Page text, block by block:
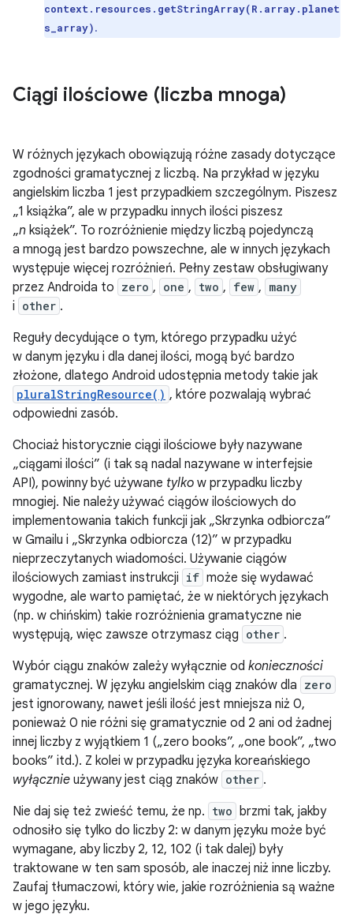
context.resources.getStringArray(R.array.planet
s_array).
Ciągi ilościowe (liczba mnoga)
W różnych językach obowiązują różne zasady dotyczące
zgodności gramatycznej z liczbą. Na przykład w języku
angielskim liczba 1 jest przypadkiem szczególnym. Piszesz
„1 książka”, ale w przypadku innych ilości piszesz
„n książek”. To rozróżnienie między liczbą pojedynczą
a mnogą jest bardzo powszechne, ale w innych językach
występuje więcej rozróżnień. Pełny zestaw obsługiwany
przez Androida to zero , one , two , few , many
i other .
Reguły decydujące o tym, którego przypadku użyć
w danym języku i dla danej ilości, mogą być bardzo
złożone, dlatego Android udostępnia metody takie jak
pluralStringResource() , które pozwalają wybrać
odpowiedni zasób.
Chociaż historycznie ciągi ilościowe były nazywane
„ciągami ilości” (i tak są nadal nazywane w interfejsie
API), powinny być używane tylko w przypadku liczby
mnogiej. Nie należy używać ciągów ilościowych do
implementowania takich funkcji jak „Skrzynka odbiorcza”
w Gmailu i „Skrzynka odbiorcza (12)” w przypadku
nieprzeczytanych wiadomości. Używanie ciągów
ilościowych zamiast instrukcji if może się wydawać
wygodne, ale warto pamiętać, że w niektórych językach
(np. w chińskim) takie rozróżnienia gramatyczne nie
występują, więc zawsze otrzymasz ciąg other .
Wybór ciągu znaków zależy wyłącznie od konieczności
gramatycznej. W języku angielskim ciąg znaków dla zero
jest ignorowany, nawet jeśli ilość jest mniejsza niż 0,
ponieważ 0 nie różni się gramatycznie od 2 ani od żadnej
innej liczby z wyjątkiem 1 („zero books”, „one book”, „two
books” itd.). Z kolei w przypadku języka koreańskiego
wyłącznie używany jest ciąg znaków other .
Nie daj się też zwieść temu, że np. two brzmi tak, jakby
odnosiło się tylko do liczby 2: w danym języku może być
wymagane, aby liczby 2, 12, 102 (i tak dalej) były
traktowane w ten sam sposób, ale inaczej niż inne liczby.
Zaufaj tłumaczowi, który wie, jakie rozróżnienia są ważne
w jego języku.